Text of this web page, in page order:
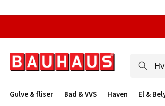
Gulve & fliser Bad & VVS Haven El &